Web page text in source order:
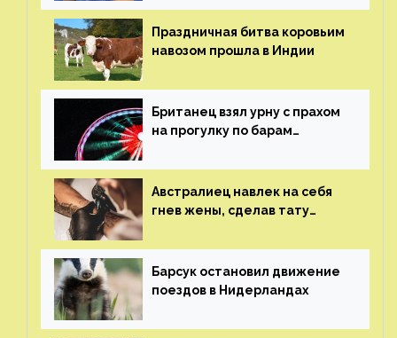
Праздничная битва коровьим
навозом прошла в Индии
Британец взял урну с прахом
на прогулку по барам
Австралиец навлек на себя
гнев жены, сделав тату
Барсук остановил движение
поездов в Нидерландах